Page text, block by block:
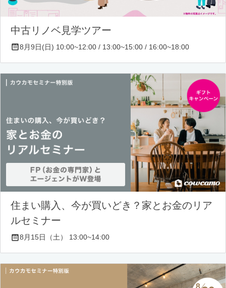
中古リノベ見学ツアー
8月9日(日) 10:00~12:00 / 13:00~15:00 / 16:00~18:00
住まい購入、今が買いどき？家とお金のリア
ルセミナー
8月15日（土） 13:00~14:00